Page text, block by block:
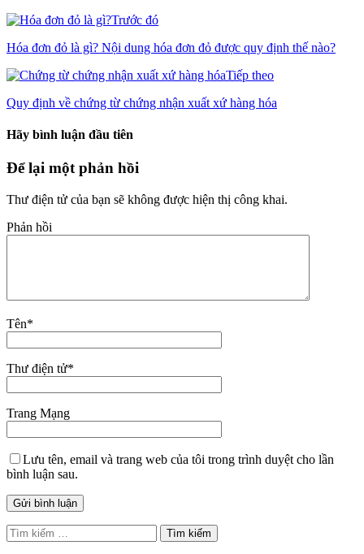
Trước đó
Hóa đơn đỏ là gì? Nội dung hóa đơn đỏ được quy định thế nào?
Tiếp theo
Quy định về chứng từ chứng nhận xuất xứ hàng hóa
Hãy bình luận đầu tiên
Để lại một phản hồi
Thư điện tử của bạn sẽ không được hiện thị công khai.
Phản hồi
Tên*
Thư điện tử*
Trang Mạng
Lưu tên, email và trang web của tôi trong trình duyệt cho lần
bình luận sau.
Tìm
kiếm